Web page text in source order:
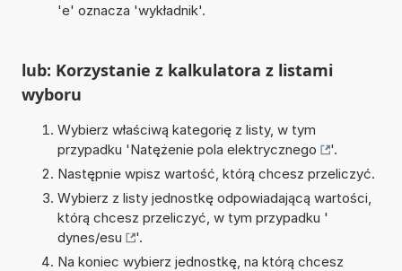
'e' oznacza 'wykładnik'.
lub: Korzystanie z kalkulatora z listami
wyboru
Wybierz właściwą kategorię z listy, w tym
przypadku 'Natężenie pola elektrycznego
'.
Następnie wpisz wartość, którą chcesz przeliczyć.
Wybierz z listy jednostkę odpowiadającą wartości,
którą chcesz przeliczyć, w tym przypadku '
dynes/esu
'.
Na koniec wybierz jednostkę, na którą chcesz